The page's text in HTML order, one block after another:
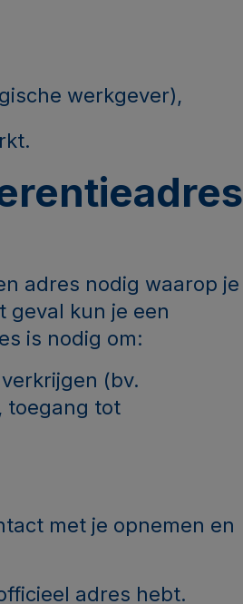
werkgever),
adres nodig waarop je
geval kun je een
is nodig om:
(bv.
toegang tot
met je opnemen en
adres hebt.